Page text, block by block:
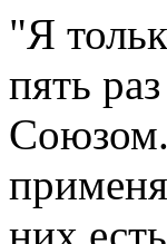
"Я
пять
Союзом.
них